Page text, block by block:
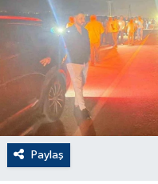
Paylaş
Dış Haberler
Dünya
EĞİTİM
EKONOMİ